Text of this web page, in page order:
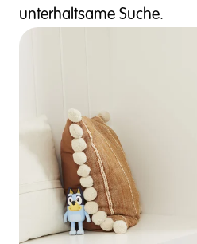
unterhaltsame Suche.